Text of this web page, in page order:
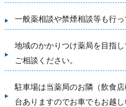
一般薬相談や禁煙相談等も行っ
地域のかかりつけ薬局を目指
ご相談ください。
駐車場は当薬局のお隣（飲食
台ありますのでお車でもお越し